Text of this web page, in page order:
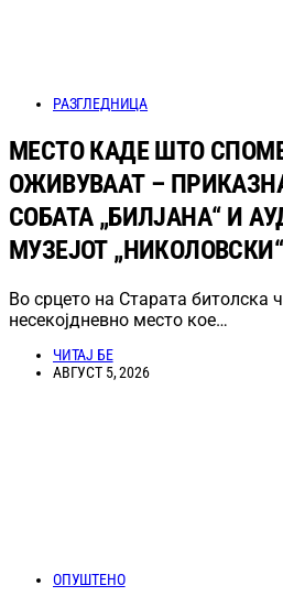
РАЗГЛЕДНИЦА
МЕСТО КАДЕ ШТО
ОЖИВУВААТ –
СОБАТА „БИЛЈАНА“ И
МУЗЕЈОТ „НИКОЛОВСКИ“
Во срцето на Старата битолска
несекојдневно место кое…
ЧИТАЈ БЕ
АВГУСТ 5, 2026
ОПУШТЕНО